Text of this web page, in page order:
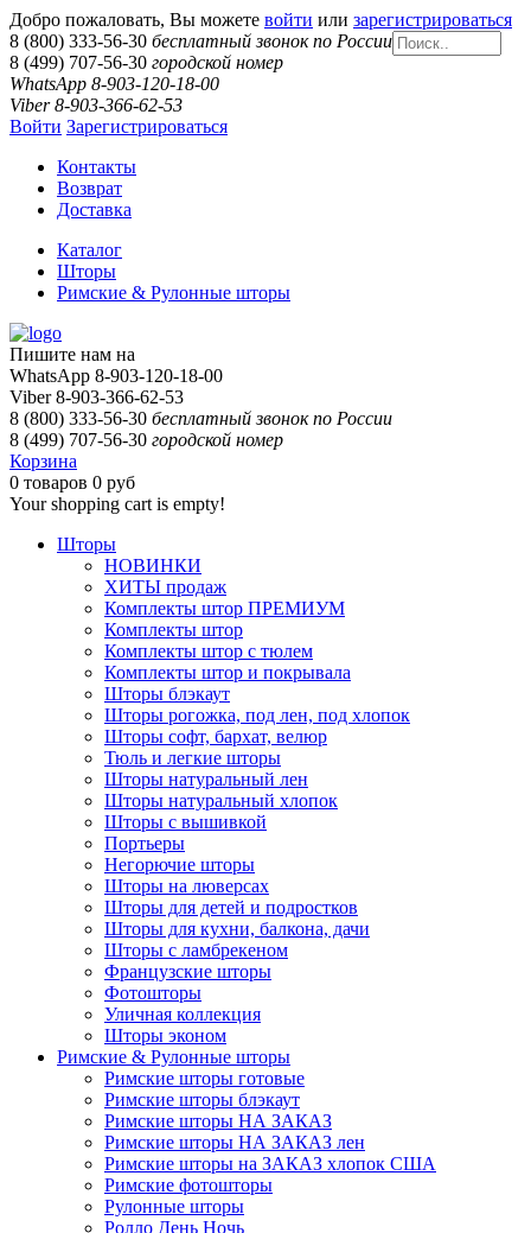
Добро пожаловать, Вы можете войти или зарегистрироваться
8 (800) 333-56-30 бесплатный звонок по России
8 (499) 707-56-30 городской номер
WhatsApp 8-903-120-18-00
Viber 8-903-366-62-53
Войти Зарегистрироваться
Контакты
Возврат
Доставка
Каталог
Шторы
Римские & Рулонные шторы
Пишите нам на
WhatsApp 8-903-120-18-00
Viber 8-903-366-62-53
8 (800) 333-56-30 бесплатный звонок по России
8 (499) 707-56-30 городской номер
Корзина
0 товаров 0 руб
Your shopping cart is empty!
Шторы
НОВИНКИ
ХИТЫ продаж
Комплекты штор ПРЕМИУМ
Комплекты штор
Комплекты штор с тюлем
Комплекты штор и покрывала
Шторы блэкаут
Шторы рогожка, под лен, под хлопок
Шторы софт, бархат, велюр
Тюль и легкие шторы
Шторы натуральный лен
Шторы натуральный хлопок
Шторы с вышивкой
Портьеры
Негорючие шторы
Шторы на люверсах
Шторы для детей и подростков
Шторы для кухни, балкона, дачи
Шторы с ламбрекеном
Французские шторы
Фотошторы
Уличная коллекция
Шторы эконом
Римские & Рулонные шторы
Римские шторы готовые
Римские шторы блэкаут
Римские шторы НА ЗАКАЗ
Римские шторы НА ЗАКАЗ лен
Римские шторы на ЗАКАЗ хлопок США
Римские фотошторы
Рулонные шторы
Ролло День Ночь